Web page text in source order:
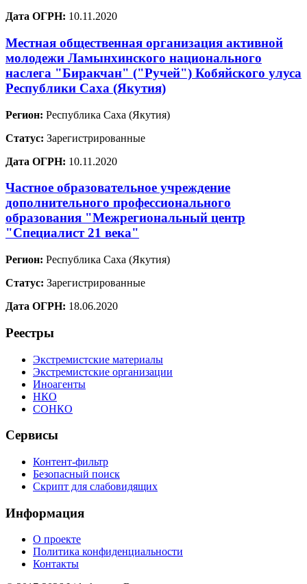
Дата ОГРН: 10.11.2020
Местная общественная организация активной
молодежи Ламынхинского национального
наслега "Биракчан" ("Ручей") Кобяйского улуса
Республики Саха (Якутия)
Регион: Республика Саха (Якутия)
Статус: Зарегистрированные
Дата ОГРН: 10.11.2020
Частное образовательное учреждение
дополнительного профессионального
образования "Межрегиональный центр
"Специалист 21 века"
Регион: Республика Саха (Якутия)
Статус: Зарегистрированные
Дата ОГРН: 18.06.2020
Реестры
Экстремистские материалы
Экстремистские организации
Иноагенты
НКО
СОНКО
Сервисы
Контент-фильтр
Безопасный поиск
Скрипт для слабовидящих
Информация
О проекте
Политика конфиденциальности
Контакты